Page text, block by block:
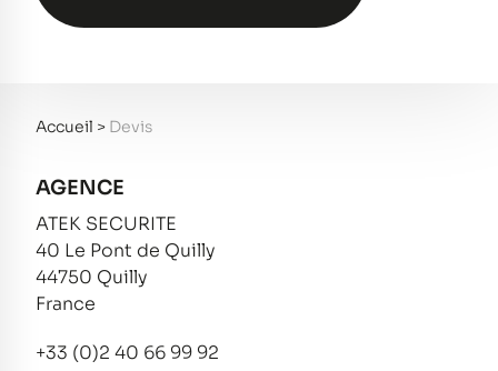
Accueil > Devis
AGENCE
ATEK SECURITE
40 Le Pont de Quilly
44750 Quilly
France
+33 (0)2 40 66 99 92